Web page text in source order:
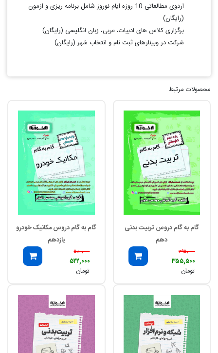
اردوی مطالعاتی 10 روزه ایام نوروز شامل برنامه ریزی و ازمون
(رایگان)
برگزاری کلاس های ادبیات، عربی، زبان انگلیسی (رایگان)
شرکت در وبینارهای ثبت نام و انتخاب شهر (رایگان)
محصولات مرتبط
گام به گام دروس تربیت بدنی
دهم
۳۹۵,۰۰۰
۳۵۵,۵۰۰
تومان
گام به گام دروس مکانیک خودرو
یازدهم
۵۸۰,۰۰۰
۵۲۲,۰۰۰
تومان